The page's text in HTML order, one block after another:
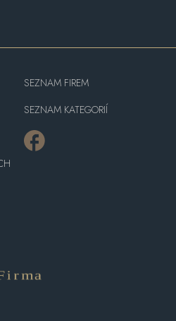
SEZNAM FIREM
SEZNAM KATEGORIÍ